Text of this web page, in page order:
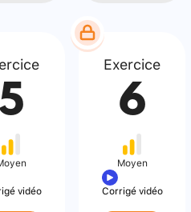
5
vidéo
Exercice
6
Moyen
Corrigé vidéo